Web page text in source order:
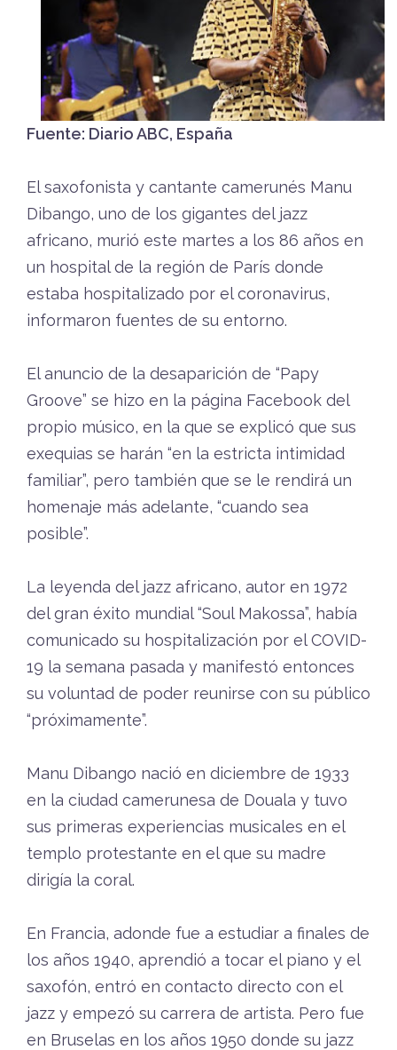
Fuente: Diario ABC, España
El saxofonista y cantante camerunés Manu
Dibango, uno de los gigantes del jazz
africano, murió este martes a los 86 años en
un hospital de la región de París donde
estaba hospitalizado por el coronavirus,
informaron fuentes de su entorno.
El anuncio de la desaparición de “Papy
Groove” se hizo en la página Facebook del
propio músico, en la que se explicó que sus
exequias se harán “en la estricta intimidad
familiar”, pero también que se le rendirá un
homenaje más adelante, “cuando sea
posible”.
La leyenda del jazz africano, autor en 1972
del gran éxito mundial “Soul Makossa”, había
comunicado su hospitalización por el COVID-
19 la semana pasada y manifestó entonces
su voluntad de poder reunirse con su público
“próximamente”.
Manu Dibango nació en diciembre de 1933
en la ciudad camerunesa de Douala y tuvo
sus primeras experiencias musicales en el
templo protestante en el que su madre
dirigía la coral.
En Francia, adonde fue a estudiar a finales de
los años 1940, aprendió a tocar el piano y el
saxofón, entró en contacto directo con el
jazz y empezó su carrera de artista. Pero fue
en Bruselas en los años 1950 donde su jazz